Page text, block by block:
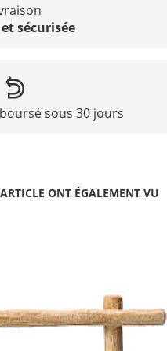
sécurisée
sous 30 jours
ONT ÉGALEMENT VU